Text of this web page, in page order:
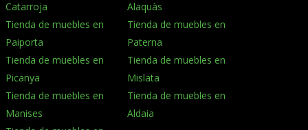
Catarroja
Tienda de muebles en
Paiporta
Tienda de muebles en
Picanya
Tienda de muebles en
Manises
Alaquàs
Tienda de muebles en
Paterna
Tienda de muebles en
Mislata
Tienda de muebles en
Aldaia